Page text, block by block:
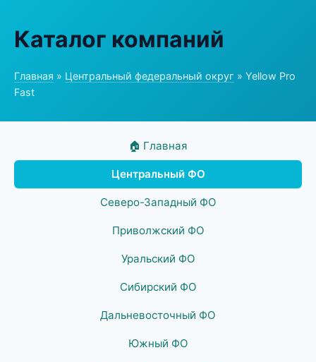
Каталог компаний
Главная » Центральный федеральный округ » Yellow Pro
Fast
🏠 Главная
Центральный ФО
Северо-Западный ФО
Приволжский ФО
Уральский ФО
Сибирский ФО
Дальневосточный ФО
Южный ФО